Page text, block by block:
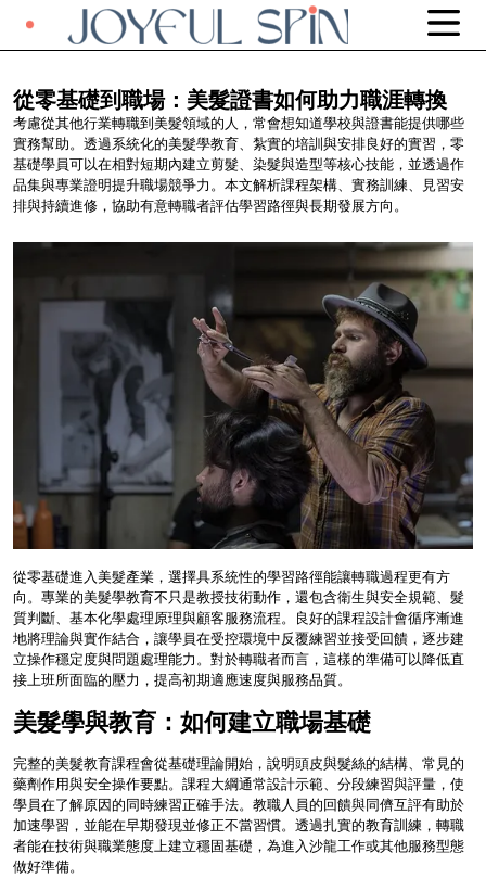
從零基礎到職場：美髮證書如何助力職涯轉換
考慮從其他行業轉職到美髮領域的人，常會想知道學校與證書能提供哪些
實務幫助。透過系統化的美髮學教育、紮實的培訓與安排良好的實習，零
基礎學員可以在相對短期內建立剪髮、染髮與造型等核心技能，並透過作
品集與專業證明提升職場競爭力。本文解析課程架構、實務訓練、見習安
排與持續進修，協助有意轉職者評估學習路徑與長期發展方向。
從零基礎進入美髮產業，選擇具系統性的學習路徑能讓轉職過程更有方
向。專業的美髮學教育不只是教授技術動作，還包含衛生與安全規範、髮
質判斷、基本化學處理原理與顧客服務流程。良好的課程設計會循序漸進
地將理論與實作結合，讓學員在受控環境中反覆練習並接受回饋，逐步建
立操作穩定度與問題處理能力。對於轉職者而言，這樣的準備可以降低直
接上班所面臨的壓力，提高初期適應速度與服務品質。
美髮學與教育：如何建立職場基礎
完整的美髮教育課程會從基礎理論開始，說明頭皮與髮絲的結構、常見的
藥劑作用與安全操作要點。課程大綱通常設計示範、分段練習與評量，使
學員在了解原因的同時練習正確手法。教職人員的回饋與同儕互評有助於
加速學習，並能在早期發現並修正不當習慣。透過扎實的教育訓練，轉職
者能在技術與職業態度上建立穩固基礎，為進入沙龍工作或其他服務型態
做好準備。